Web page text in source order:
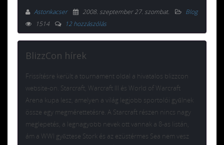
Astonkacser 2008. szeptember 27. szombat.
Blog
1514
12 hozzászólás
BlizzCon hírek
Frissítésre került a tournament oldal a hivatalos blizzcon
website-on. Starcraft, Warcraft III és World of Warcraft
Arena kupa lesz, amelyen a világ legjobb sportolói gyűlnek
össze egy megmérettetésre. A Starcraft részen nincs nagy
meglepetés, a legnagyobb nevek ott vannak a 8-as listán,
ám a WWI győztese Stork és az ezüstérmes Sea nem vesz